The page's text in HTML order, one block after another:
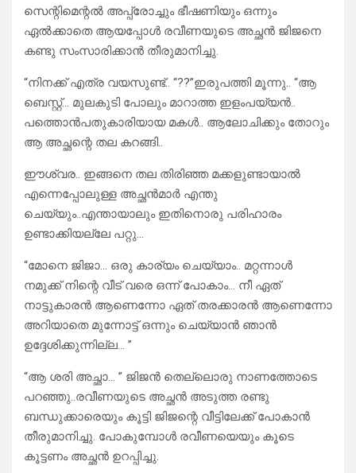
സെന്റിമെന്റൽ അപ്പ്രോച്ചും ഭീഷണിയും ഒന്നും
ഏൽക്കാതെ ആയപ്പോൾ രവീണയുടെ അച്ഛൻ ജിജനെ
കണ്ടു സംസാരിക്കാൻ തീരുമാനിച്ചു.
“നിനക്ക് എത്ര വയസുണ്ട്.. “??”ഇരുപത്തി മൂന്നു.. “ആ
ബെസ്റ്റ്… മുലകുടി പോലും മാറാത്ത ഇളംപയ്യൻ..
പത്തൊൻപതുകാരിയായ മകൾ.. ആലോചിക്കും തോറും
ആ അച്ഛന്റെ തല കറങ്ങി..
ഈശ്വര.. ഇങ്ങനെ തല തിരിഞ്ഞ മക്കളുണ്ടായാൽ
എന്നെപ്പോലുള്ള അച്ഛൻമാർ എന്തു
ചെയ്യും..എന്തായാലും ഇതിനൊരു പരിഹാരം
ഉണ്ടാക്കിയല്ലേ പറ്റു…
“മോനെ ജിജാ… ഒരു കാര്യം ചെയ്യാം.. മറ്റന്നാൾ
നമുക്ക് നിന്റെ വീട് വരെ ഒന്ന് പോകാം… നീ ഏത്
നാട്ടുകാരൻ ആണെന്നോ ഏത് തരക്കാരൻ ആണെന്നോ
അറിയാതെ മുന്നോട്ട് ഒന്നും ചെയ്യാൻ ഞാൻ
ഉദ്ദേശിക്കുന്നില്ല… ”
“ആ ശരി അച്ഛാ… ” ജിജൻ തെല്ലൊരു നാണത്തോടെ
പറഞ്ഞു..രവീണയുടെ അച്ഛൻ അടുത്ത രണ്ടു
ബന്ധുക്കാരെയും കൂട്ടി ജിജന്റെ വീട്ടിലേക്ക് പോകാൻ
തീരുമാനിച്ചു. പോകുമ്പോൾ രവീണയെയും കൂടെ
കൂട്ടണം അച്ഛൻ ഉറപ്പിച്ചു.